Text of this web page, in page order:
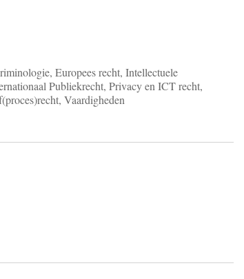
Europees recht, Intellectuele
Publiekrecht, Privacy en ICT recht,
Vaardigheden